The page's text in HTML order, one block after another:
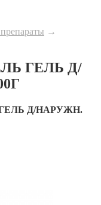
→
ГЕЛЬ Д/
Д/НАРУЖН.